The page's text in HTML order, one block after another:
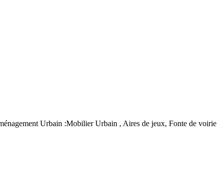
Urbain :Mobilier Urbain , Aires de jeux, Fonte de voirie